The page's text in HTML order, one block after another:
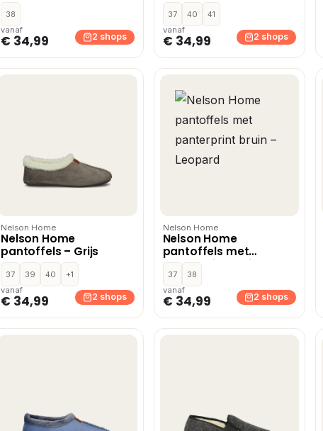
38
vanaf
€ 34,99 2 shops
37 40
41
vanaf
€ 34,99 2 shops
Nelson Home
Nelson Home
pantoffels – Grijs
37 39 40
+1
vanaf
€ 34,99 2 shops
Nelson Home
Nelson Home
pantoffels met
panterprint bruin –
Leopard
37
38
vanaf
€ 34,99 2 shops